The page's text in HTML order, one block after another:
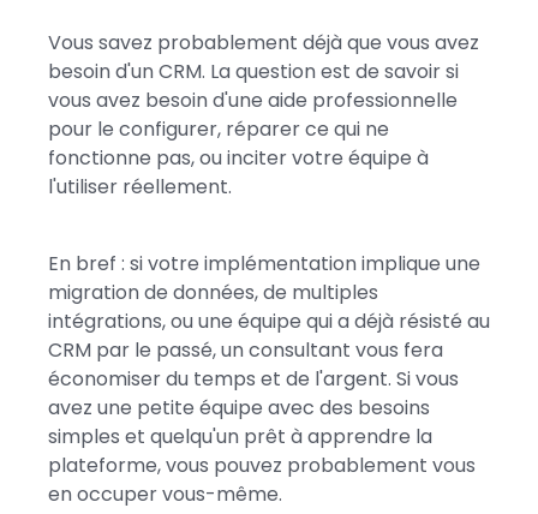
Vous savez probablement déjà que vous avez
besoin d'un CRM. La question est de savoir si
vous avez besoin d'une aide professionnelle
pour le configurer, réparer ce qui ne
fonctionne pas, ou inciter votre équipe à
l'utiliser réellement.
En bref : si votre implémentation implique une
migration de données, de multiples
intégrations, ou une équipe qui a déjà résisté au
CRM par le passé, un consultant vous fera
économiser du temps et de l'argent. Si vous
avez une petite équipe avec des besoins
simples et quelqu'un prêt à apprendre la
plateforme, vous pouvez probablement vous
en occuper vous-même.